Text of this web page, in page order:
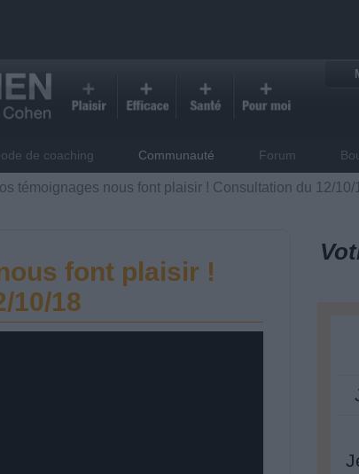
de coaching Communauté Forum
témoignages nous font plaisir ! Consultation du 12/10/
font plaisir !
10/18